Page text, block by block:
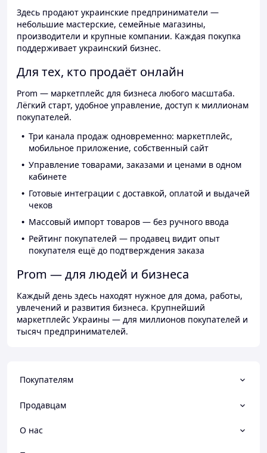
Здесь продают украинские предприниматели —
небольшие мастерские, семейные магазины,
производители и крупные компании. Каждая покупка
поддерживает украинский бизнес.
Для тех, кто продаёт онлайн
Prom — маркетплейс для бизнеса любого масштаба.
Лёгкий старт, удобное управление, доступ к миллионам
покупателей.
Три канала продаж одновременно: маркетплейс,
мобильное приложение, собственный сайт
Управление товарами, заказами и ценами в одном
кабинете
Готовые интеграции с доставкой, оплатой и выдачей
чеков
Массовый импорт товаров — без ручного ввода
Рейтинг покупателей — продавец видит опыт
покупателя ещё до подтверждения заказа
Prom — для людей и бизнеса
Каждый день здесь находят нужное для дома, работы,
увлечений и развития бизнеса. Крупнейший
маркетплейс Украины — для миллионов покупателей и
тысяч предпринимателей.
Покупателям
Продавцам
О нас